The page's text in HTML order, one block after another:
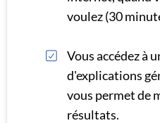
voulez (30
Vous accédez à
d'explications
vous permet de
résultats.